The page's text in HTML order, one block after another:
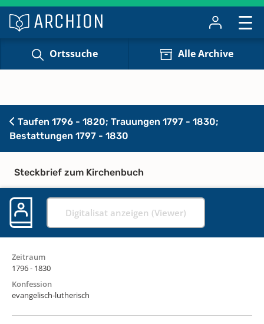
Ortssuche Alle Archive
Taufen 1796 - 1820; Trauungen 1797 - 1830;
Bestattungen 1797 - 1830
Steckbrief zum Kirchenbuch
Digitalisat anzeigen (Viewer)
Zeitraum
1796 - 1830
Konfession
evangelisch-lutherisch